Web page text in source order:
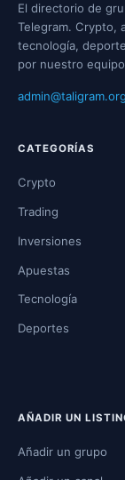
El directorio de
Telegram. Crypto,
tecnología,
por nuestro
admin@taligram.org
CATEGORÍAS
Crypto
Trading
Inversiones
Apuestas
Tecnología
Deportes
AÑADIR UN
Añadir un grupo